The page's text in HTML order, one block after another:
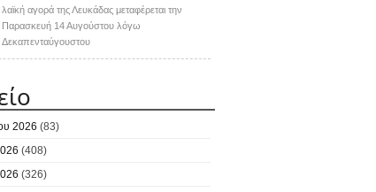
λαϊκή αγορά της Λευκάδας μεταφέρεται την
Παρασκευή 14 Αυγούστου λόγω
Δεκαπενταύγουστου
2026 (83)
(408)
(326)